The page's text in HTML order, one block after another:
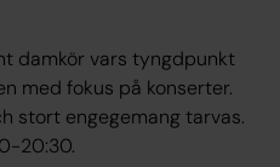
damkör vars tyngdpunkt
med fokus på konserter.
stort engegemang tarvas.
20:30.